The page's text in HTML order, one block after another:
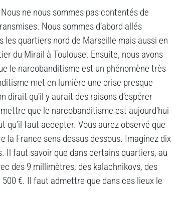
ne nous sommes pas contentés de
Nous sommes d’abord allés
quartiers nord de Marseille mais aussi en
du Mirail à Toulouse. Ensuite, nous avons
le narcobanditisme est un phénomène très
met en lumière une crise presque
dirait qu’il y aurait des raisons d’espérer
que le narcobanditisme est aujourd’hui
qu’il faut accepter. Vous aurez observé que
la France sens dessus dessous. Imaginez dix
Il faut savoir que dans certains quartiers, au
des 9 millimètres, des kalachnikovs, des
500 €. Il faut admettre que dans ces lieux le